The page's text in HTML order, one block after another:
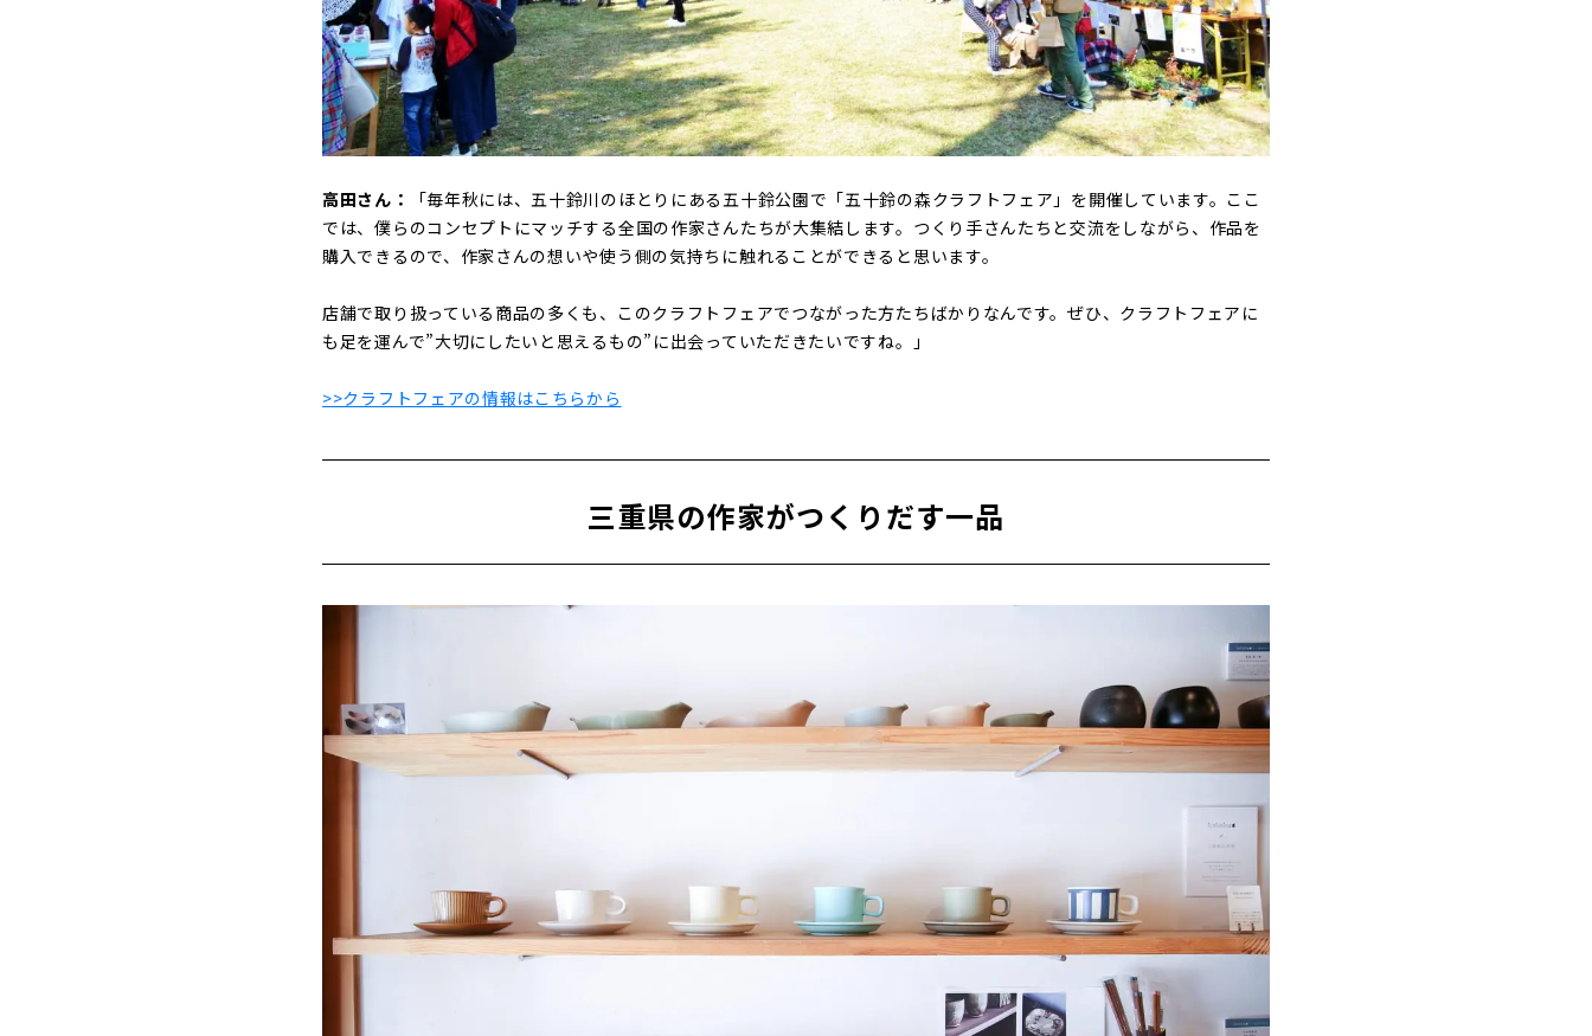
高田さん：
「毎年秋には、五十鈴川のほとりにある五十鈴公園で「五十鈴の森クラフトフェア」を開催しています。ここ
では、僕らのコンセプトにマッチする全国の作家さんたちが大集結します。つくり手さんたちと交流をしながら、作品を
購入できるので、作家さんの想いや使う側の気持ちに触れることができると思います。
店舗で取り扱っている商品の多くも、このクラフトフェアでつながった方たちばかりなんです。ぜひ、クラフトフェアに
も足を運んで”大切にしたいと思えるもの”に出会っていただきたいですね。」
>>クラフトフェアの情報はこちらから
三重県の作家がつくりだす一品